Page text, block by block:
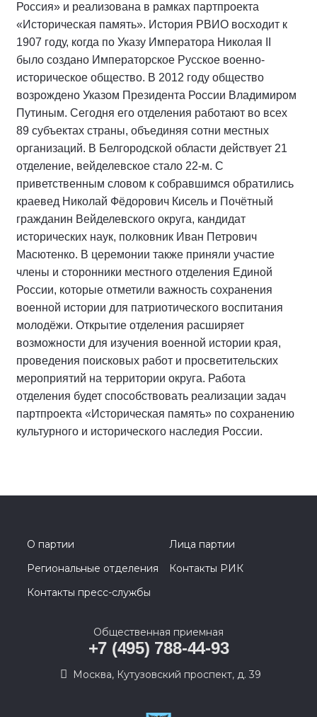
Россия» и реализована в рамках партпроекта
«Историческая память». История РВИО восходит к
1907 году, когда по Указу Императора Николая II
было создано Императорское Русское военно-
историческое общество. В 2012 году общество
возрождено Указом Президента России Владимиром
Путиным. Сегодня его отделения работают во всех
89 субъектах страны, объединяя сотни местных
организаций. В Белгородской области действует 21
отделение, вейделевское стало 22-м. С
приветственным словом к собравшимся обратились
краевед Николай Фёдорович Кисель и Почётный
гражданин Вейделевского округа, кандидат
исторических наук, полковник Иван Петрович
Масютенко. В церемонии также приняли участие
члены и сторонники местного отделения Единой
России, которые отметили важность сохранения
военной истории для патриотического воспитания
молодёжи. Открытие отделения расширяет
возможности для изучения военной истории края,
проведения поисковых работ и просветительских
мероприятий на территории округа. Работа
отделения будет способствовать реализации задач
партпроекта «Историческая память» по сохранению
культурного и исторического наследия России.
О партии
Лица партии
Региональные отделения
Контакты РИК
Контакты пресс-службы
Общественная приемная
+7 (495) 788-44-93
Москва, Кутузовский проспект, д. 39